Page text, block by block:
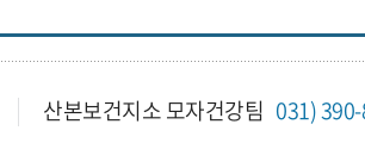
산본보건지소 모자건강팀 031)